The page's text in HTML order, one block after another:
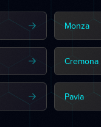
Monza
Cremona
Pavia